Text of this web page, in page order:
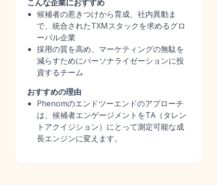
こんな企業におすすめ
候補者の惹きつけから育成、社内異動ま
で、統合されたTXMスタックを求めるグロ
ーバル企業
採用の質を高め、マーケティングの無駄を
減らすためにパーソナライゼーションに投
資するチーム
おすすめの理由
Phenomのエンドツーエンドのアプローチ
は、候補者エンゲージメントをTA（タレン
トアクイジション）にとって測定可能な成
長エンジンに変えます。